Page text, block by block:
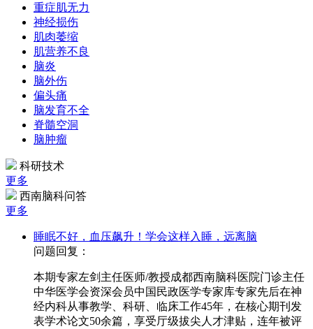
重症肌无力
神经损伤
肌肉萎缩
肌营养不良
脑炎
脑外伤
偏头痛
脑发育不全
脊髓空洞
脑肿瘤
科研技术
更多
西南脑科问答
更多
睡眠不好，血压飙升！学会这样入睡，远离脑
问题回复：
本期专家左剑主任医师/教授成都西南脑科医院门诊主任
中华医学会资深会员中国民政医学专家库专家先后在神
经内科从事教学、科研、临床工作45年，在核心期刊发
表学术论文50余篇，享受厅级拔尖人才津贴，连年被评